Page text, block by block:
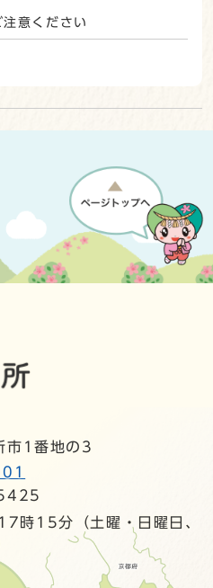
意ください
1番地の3
時15分（土曜・日曜日、